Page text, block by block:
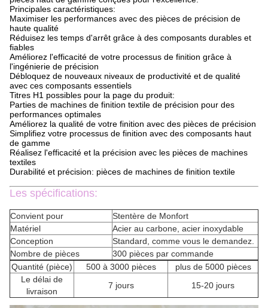
Principales caractéristiques:
Maximiser les performances avec des pièces de précision de
haute qualité
Réduisez les temps d'arrêt grâce à des composants durables et
fiables
Améliorez l'efficacité de votre processus de finition grâce à
l'ingénierie de précision
Débloquez de nouveaux niveaux de productivité et de qualité
avec ces composants essentiels
Titres H1 possibles pour la page du produit:
Parties de machines de finition textile de précision pour des
performances optimales
Améliorez la qualité de votre finition avec des pièces de précision
Simplifiez votre processus de finition avec des composants haut
de gamme
Réalisez l'efficacité et la précision avec les pièces de machines
textiles
Durabilité et précision: pièces de machines de finition textile
Les spécifications:
Convient pour
Stentère de Monfort
Matériel
Acier au carbone, acier inoxydable
Conception
Standard, comme vous le demandez.
Nombre de pièces
300 pièces par commande
Quantité (pièce)
500 à 3000 pièces
plus de 5000 pièces
Le délai de
livraison
7 jours 15-20 jours